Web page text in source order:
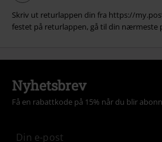
Skriv ut returlappen din fra https://
festet på returlappen, gå til din nærmeste
Nyhetsbrev
Få en rabattkode på 15% når du blir